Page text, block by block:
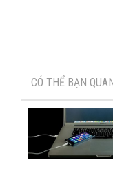
CÓ THỂ BẠN